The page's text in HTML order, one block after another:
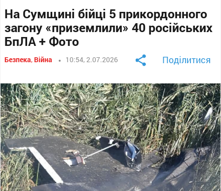
На Сумщині бійці 5 прикордонного
загону «приземлили» 40 російських
БпЛА + Фото
Безпека, Війна 10:54, 2.07.2026 Поділитися